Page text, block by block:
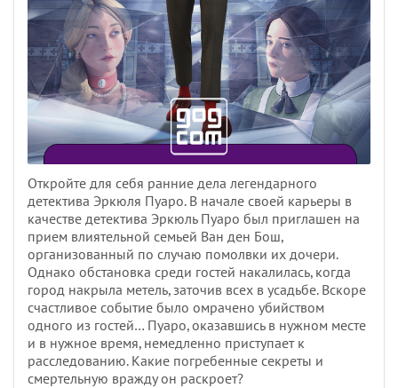
Откройте для себя ранние дела легендарного
детектива Эркюля Пуаро. В начале своей карьеры в
качестве детектива Эркюль Пуаро был приглашен на
прием влиятельной семьей Ван ден Бош,
организованный по случаю помолвки их дочери.
Однако обстановка среди гостей накалилась, когда
город накрыла метель, заточив всех в усадьбе. Вскоре
счастливое событие было омрачено убийством
одного из гостей… Пуаро, оказавшись в нужном месте
и в нужное время, немедленно приступает к
расследованию. Какие погребенные секреты и
смертельную вражду он раскроет?